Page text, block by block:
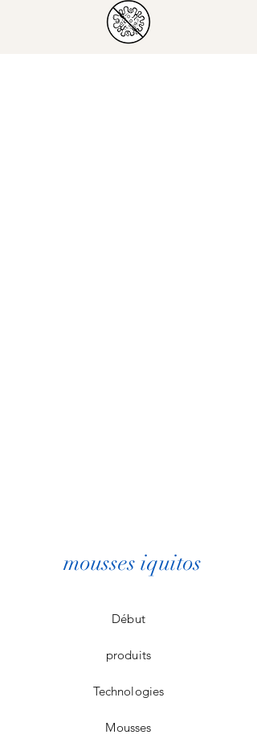
mousses iquitos
Début
produits
Technologies
Mousses